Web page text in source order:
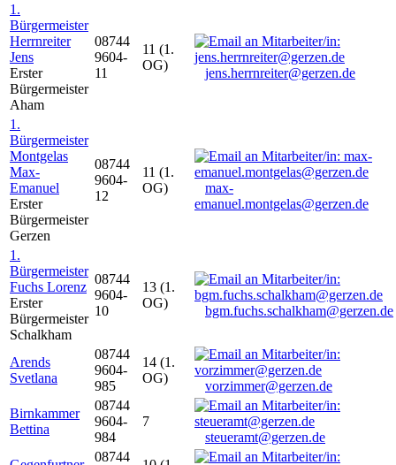
1.
Bürgermeister
Herrnreiter
Jens
Erster
Bürgermeister
Aham
08744
9604-
11
11 (1.
OG)
jens.herrnreiter@gerzen.de
1.
Bürgermeister
Montgelas
Max-
Emanuel
Erster
Bürgermeister
Gerzen
08744
9604-
12
11 (1.
OG)
max-
emanuel.montgelas@gerzen.de
1.
Bürgermeister
Fuchs Lorenz
Erster
Bürgermeister
Schalkham
08744
9604-
10
13 (1.
OG)
bgm.fuchs.schalkham@gerzen.de
Arends
Svetlana
08744
9604-
985
14 (1.
OG)
vorzimmer@gerzen.de
Birnkammer
Bettina
08744
9604-
984
7
steueramt@gerzen.de
08744